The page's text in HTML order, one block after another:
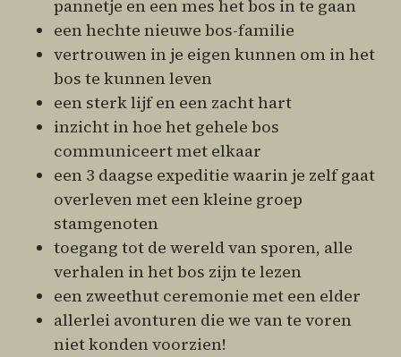
pannetje en een mes het bos in te gaan
een hechte nieuwe bos-familie
vertrouwen in je eigen kunnen om in het
bos te kunnen leven
een sterk lijf en een zacht hart
inzicht in hoe het gehele bos
communiceert met elkaar
een 3 daagse expeditie waarin je zelf gaat
overleven met een kleine groep
stamgenoten
toegang tot de wereld van sporen, alle
verhalen in het bos zijn te lezen
een zweethut ceremonie met een elder
allerlei avonturen die we van te voren
niet konden voorzien!